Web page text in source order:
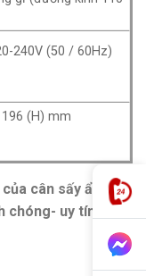
240V (50 / 60Hz)
(H) mm
cân sấy ẩm
chóng- uy tín-